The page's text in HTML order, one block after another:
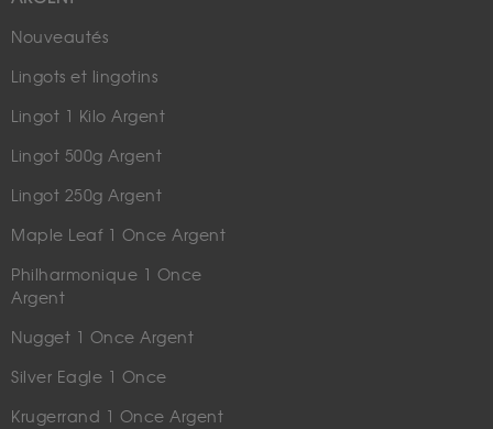
Nouveautés
Lingots et lingotins
Lingot 1 Kilo Argent
Lingot 500g Argent
Lingot 250g Argent
Maple Leaf 1 Once Argent
Philharmonique 1 Once
Argent
Nugget 1 Once Argent
Silver Eagle 1 Once
Krugerrand 1 Once Argent